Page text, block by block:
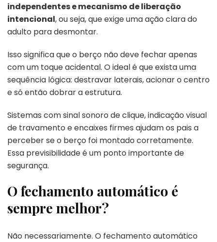
independentes e mecanismo de liberação
intencional, ou seja, que exige uma ação clara do
adulto para desmontar.
Isso significa que o berço não deve fechar apenas
com um toque acidental. O ideal é que exista uma
sequência lógica: destravar laterais, acionar o centro
e só então dobrar a estrutura.
Sistemas com sinal sonoro de clique, indicação visual
de travamento e encaixes firmes ajudam os pais a
perceber se o berço foi montado corretamente.
Essa previsibilidade é um ponto importante de
segurança.
O fechamento automático é
sempre melhor?
Não necessariamente. O fechamento automático